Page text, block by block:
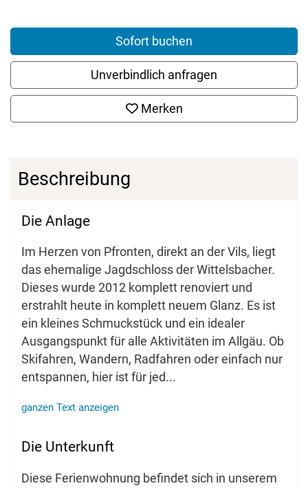
Sofort buchen
Unverbindlich anfragen
Merken
Beschreibung
Die Anlage
Im Herzen von Pfronten, direkt an der Vils, liegt
das ehemalige Jagdschloss der Wittelsbacher.
Dieses wurde 2012 komplett renoviert und
erstrahlt heute in komplett neuem Glanz. Es ist
ein kleines Schmuckstück und ein idealer
Ausgangspunkt für alle Aktivitäten im Allgäu. Ob
Skifahren, Wandern, Radfahren oder einfach nur
entspannen, hier ist für jed...
ganzen Text anzeigen
Die Unterkunft
Diese Ferienwohnung befindet sich in unserem